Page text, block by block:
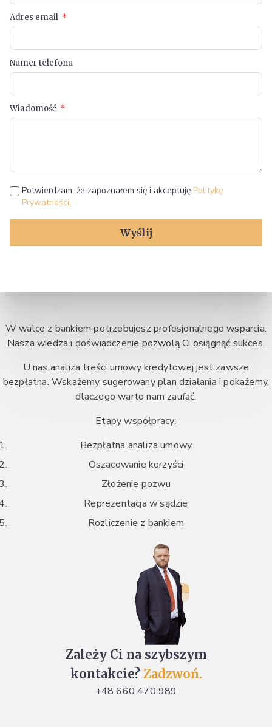
Adres email
Numer telefonu
Wiadomość
Potwierdzam, że zapoznałem się i akceptuję Politykę
Prywatności.
Wyślij
W walce z bankiem potrzebujesz profesjonalnego wsparcia.
Nasza wiedza i doświadczenie pozwolą Ci osiągnąć sukces.
U nas analiza treści umowy kredytowej jest zawsze
bezpłatna. Wskażemy sugerowany plan działania i pokażemy,
dlaczego warto nam zaufać.
Etapy współpracy:
Bezpłatna analiza umowy
Oszacowanie korzyści
Złożenie pozwu
Reprezentacja w sądzie
Rozliczenie z bankiem
Zależy Ci na szybszym
kontakcie? Zadzwoń.
+48 660 470 989